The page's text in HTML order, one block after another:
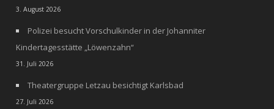
3. August 2026
Polizei besucht Vorschulkinder in der Johanniter
Kindertagesstätte „Löwenzahn“
31. Juli 2026
Theatergruppe Letzau besichtigt Karlsbad
27. Juli 2026